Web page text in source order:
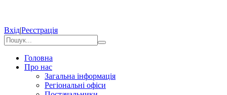
Вхід|Реєстрація
Головна
Про нас
Загальна інформація
Регіональні офіси